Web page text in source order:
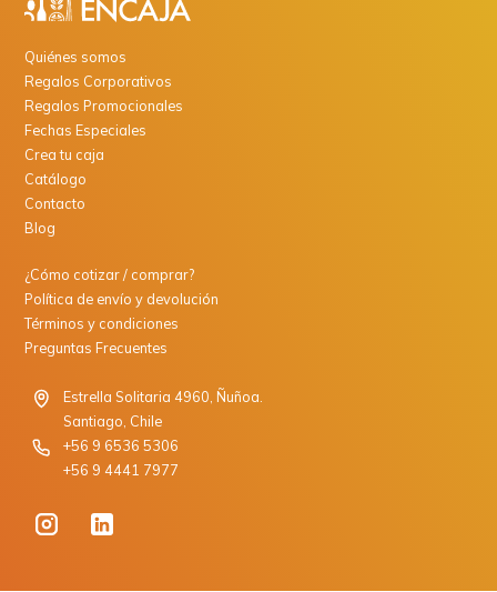
Quiénes somos
Regalos Corporativos
Regalos Promocionales
Fechas Especiales
Crea tu caja
Catálogo
Contacto
Blog
¿Cómo cotizar / comprar?
Política de envío y devolución
Términos y condiciones
Preguntas Frecuentes
Estrella Solitaria 4960, Ñuñoa.
Santiago, Chile
+56 9 6536 5306
+56 9 4441 7977